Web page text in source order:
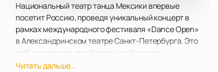
Национальный театр танца Мексики впервые
посетит Россию, проведя уникальный концерт в
рамках международного фестиваля «Dance Open»
в Александринском театре Санкт-Петербурга. Это
событие станет яркой страницей в мире
театрального искусства. Российские зрители
Читать дальше...